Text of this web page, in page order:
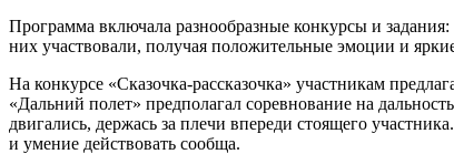
Программа включала разнообразные конкурсы и
них участвовали, получая положительные эмоции и
На конкурсе «Сказочка-рассказочка» участникам
«Дальний полет» предполагал соревнование на
двигались, держась за плечи впереди стоящего
и умение действовать сообща.